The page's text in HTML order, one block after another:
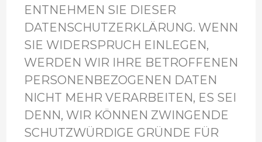
ENTNEHMEN SIE DIESER
DATENSCHUTZERKLÄRUNG. WENN
SIE WIDERSPRUCH EINLEGEN,
WERDEN WIR IHRE BETROFFENEN
PERSONENBEZOGENEN DATEN
NICHT MEHR VERARBEITEN, ES SEI
DENN, WIR KÖNNEN ZWINGENDE
SCHUTZWÜRDIGE GRÜNDE FÜR